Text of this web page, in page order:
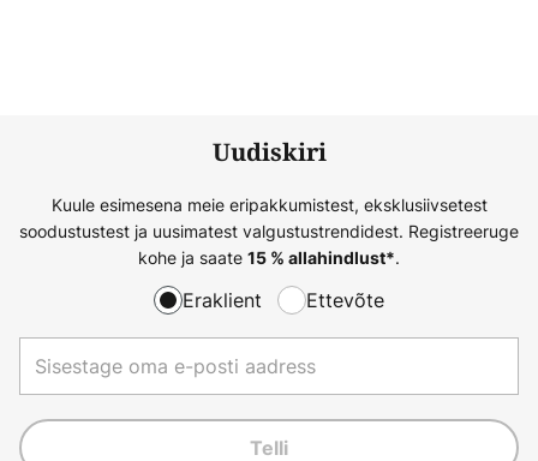
Uudiskiri
Kuule esimesena meie eripakkumistest, eksklusiivsetest
soodustustest ja uusimatest valgustustrendidest. Registreeruge
kohe ja saate 15 % allahindlust*.
Eraklient Ettevõte
Telli